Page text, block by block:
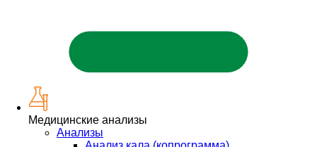
Медицинские анализы
Анализы